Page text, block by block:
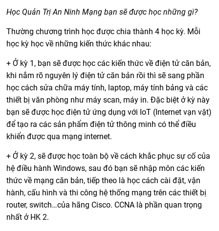
Học Quản Trị An Ninh Mạng bạn sẽ được học những gì?
Thường chương trình học được chia thành 4 học kỳ. Mỗi
học kỳ học về những kiến thức khác nhau:
+ Ở kỳ 1, bạn sẽ được học các kiến thức về điện tử căn bản,
khi nắm rõ nguyên lý điện tử căn bản rồi thì sẽ sang phần
học cách sửa chữa máy tính, laptop, máy tính bảng và các
thiết bị văn phòng như máy scan, máy in. Đặc biệt ở kỳ này
bạn sẽ được học điện tử ứng dụng với IoT (Internet vạn vật)
để tạo ra các sản phẩm điện tử thông minh có thể điều
khiển được qua mạng internet.
+ Ở kỳ 2, sẽ được học toàn bộ về cách khắc phục sự cố của
hệ điều hành Windows, sau đó bạn sẽ nhập môn các kiến
thức về mạng căn bản, tiếp theo là học cách cài đặt, vận
hành, cấu hình và thi công hệ thống mạng trên các thiết bị
router, switch…của hãng Cisco. CCNA là phần quan trọng
nhất ở HK 2.